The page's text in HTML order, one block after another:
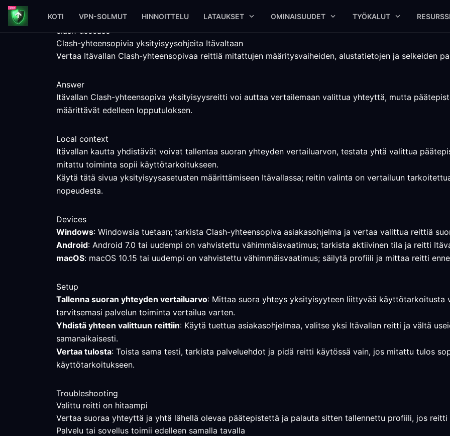
KOTI VPN-SOLMUT HINNOITTELU LATAUKSET OMINAISUUDET TYÖKALUT
clash-usecase
Clash-yhteensopivia yksityisyysohjeita Itävaltaan
Vertaa Itävallan Clash-yhteensopivaa reittiä mitattujen määritysvaiheiden, alustatietojen ja selkeiden
Answer
Itävallan Clash-yhteensopiva yksityisyysreitti voi auttaa vertailemaan valittua yhteyttä, mutta
määrittävät edelleen lopputuloksen.
Local context
Itävallan kautta yhdistävät voivat tallentaa suoran yhteyden vertailuarvon, testata yhtä valittua
mitattu toiminta sopii käyttötarkoitukseen.
Käytä tätä sivua yksityisyysasetusten määrittämiseen Itävallassa; reitin valinta on vertailuun
nopeudesta.
Devices
Windows: Windowsia tuetaan; tarkista Clash-yhteensopiva asiakasohjelma ja vertaa valittua reittiä
Android: Android 7.0 tai uudempi on vahvistettu vähimmäisvaatimus; tarkista aktiivinen tila ja reitti
macOS: macOS 10.15 tai uudempi on vahvistettu vähimmäisvaatimus; säilytä profiili ja mittaa reitti
Setup
Tallenna suoran yhteyden vertailuarvo: Mittaa suora yhteys yksityisyyteen liittyvää käyttötarkoitusta
tarvitsemasi palvelun toiminta vertailua varten.
Yhdistä yhteen valittuun reittiin: Käytä tuettua asiakasohjelmaa, valitse yksi Itävallan reitti ja vältä
samanaikaisesti.
Vertaa tulosta: Toista sama testi, tarkista palveluehdot ja pidä reitti käytössä vain, jos mitattu tulos
käyttötarkoitukseen.
Troubleshooting
Valittu reitti on hitaampi
Vertaa suoraa yhteyttä ja yhtä lähellä olevaa päätepistettä ja palauta sitten tallennettu profiili, jos reitti
Palvelu tai sovellus toimii edelleen samalla tavalla